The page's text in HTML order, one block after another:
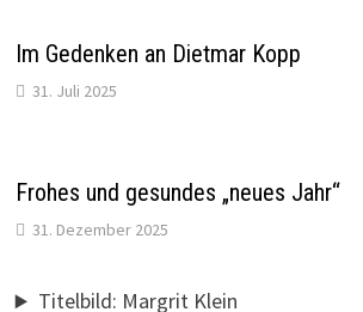
Im Gedenken an Dietmar Kopp
31. Juli 2025
Frohes und gesundes „neues Jahr“
31. Dezember 2025
Titelbild: Margrit Klein